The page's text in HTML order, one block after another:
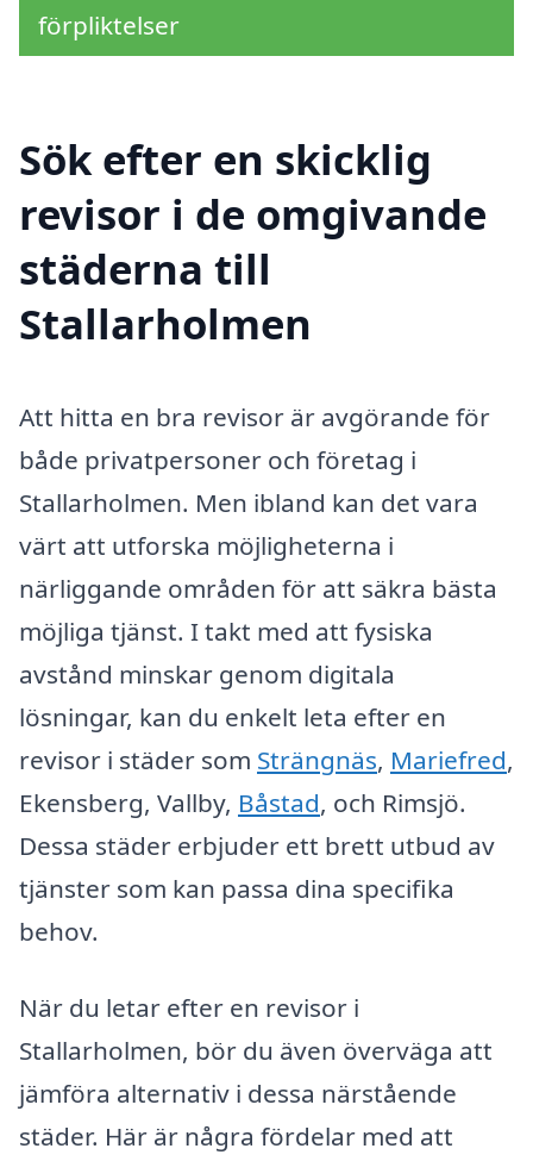
förpliktelser
Sök efter en skicklig
revisor i de omgivande
städerna till
Stallarholmen
Att hitta en bra revisor är avgörande för
både privatpersoner och företag i
Stallarholmen. Men ibland kan det vara
värt att utforska möjligheterna i
närliggande områden för att säkra bästa
möjliga tjänst. I takt med att fysiska
avstånd minskar genom digitala
lösningar, kan du enkelt leta efter en
revisor i städer som Strängnäs, Mariefred,
Ekensberg, Vallby, Båstad, och Rimsjö.
Dessa städer erbjuder ett brett utbud av
tjänster som kan passa dina specifika
behov.
När du letar efter en revisor i
Stallarholmen, bör du även överväga att
jämföra alternativ i dessa närstående
städer. Här är några fördelar med att